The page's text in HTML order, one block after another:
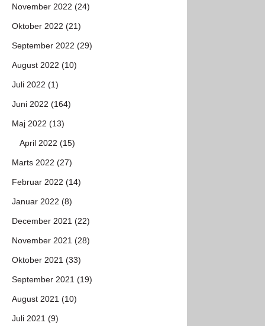
November 2022 (24)
Oktober 2022 (21)
September 2022 (29)
August 2022 (10)
Juli 2022 (1)
Juni 2022 (164)
Maj 2022 (13)
April 2022 (15)
Marts 2022 (27)
Februar 2022 (14)
Januar 2022 (8)
December 2021 (22)
November 2021 (28)
Oktober 2021 (33)
September 2021 (19)
August 2021 (10)
Juli 2021 (9)